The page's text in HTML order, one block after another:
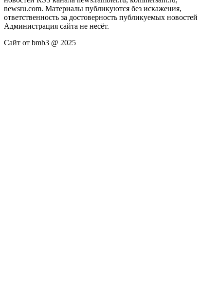
newsru.com. Материалы публикуются без искажения,
ответственность за достоверность публикуемых новостей
Администрация сайта не несёт.
Сайт от bmb3 @ 2025